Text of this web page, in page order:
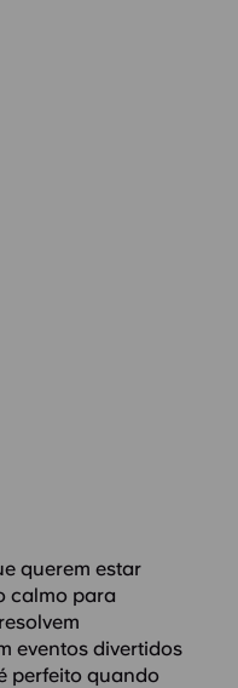
querem estar
calmo para
eventos divertidos
perfeito quando